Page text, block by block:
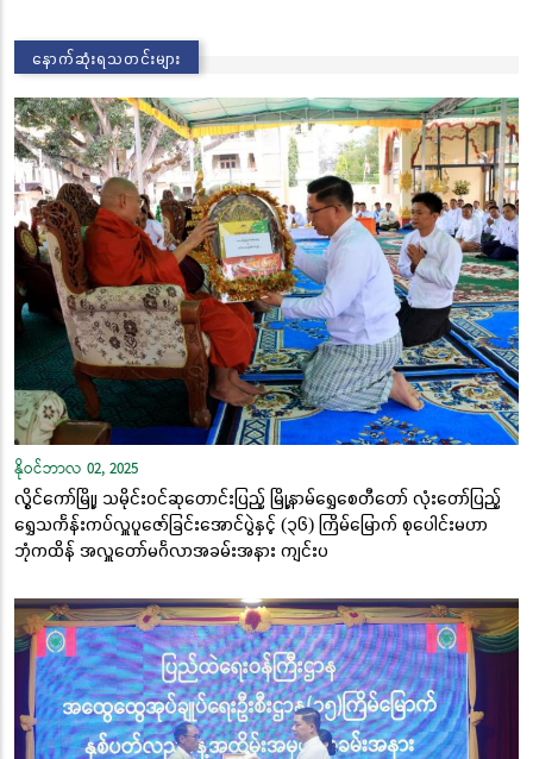
နောက်ဆုံးရသတင်းများ
နိုဝင်ဘာလ 02, 2025
လွိုင်ကော်မြို့၊ သမိုင်းဝင်ဆုတောင်းပြည့် မြို့နာမ်ရွှေစေတီတော် လုံးတော်ပြည့်
ရွှေသင်္ကန်းကပ်လှူပူဇော်ခြင်းအောင်ပွဲနှင့် (၃၆) ကြိမ်မြောက် စုပေါင်းမဟာ
ဘုံကထိန် အလှူတော်မင်္ဂလာအခမ်းအနား ကျင်းပ